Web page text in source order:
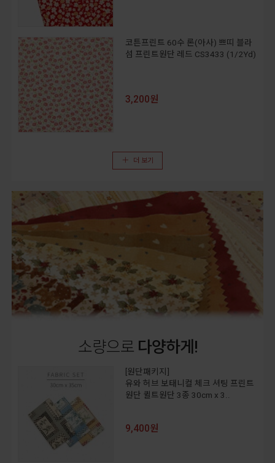
코튼프린트 60수 론(아사) 쁘띠 블라
섬 프린트원단 레드 CS3433 (1/2Yd)
3,200원
더 보기
소량으로 다양하게!
[원단패키지]
유와 허브 보태니컬 체크 셔팅 프린트
원단 퀼트원단 3종 30cm x 3..
9,400원